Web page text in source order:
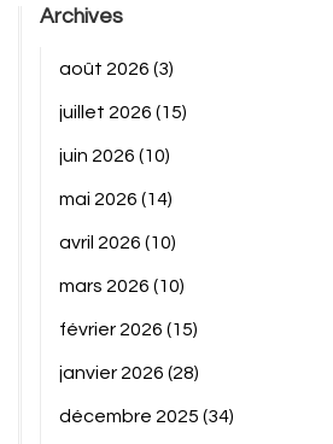
Archives
août 2026 (3)
juillet 2026 (15)
juin 2026 (10)
mai 2026 (14)
avril 2026 (10)
mars 2026 (10)
février 2026 (15)
janvier 2026 (28)
décembre 2025 (34)